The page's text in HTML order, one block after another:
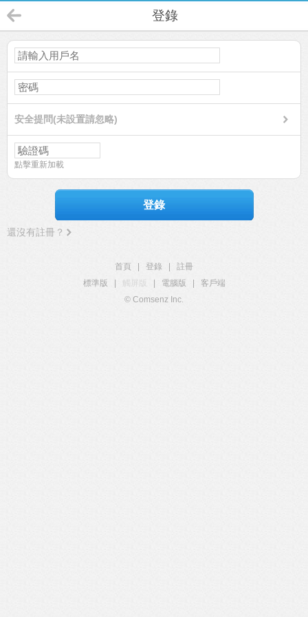
登錄
安全提問(未設置請忽略)
點擊重新加載
登錄
還沒有註冊？
首頁 登錄
註冊
標準版
觸屏版 電腦版
客戶端
© Comsenz Inc.